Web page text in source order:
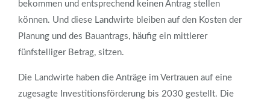
bekommen und entsprechend keinen Antrag stellen
können. Und diese Landwirte bleiben auf den Kosten der
Planung und des Bauantrags, häufig ein mittlerer
fünfstelliger Betrag, sitzen.
Die Landwirte haben die Anträge im Vertrauen auf eine
zugesagte Investitionsförderung bis 2030 gestellt. Die